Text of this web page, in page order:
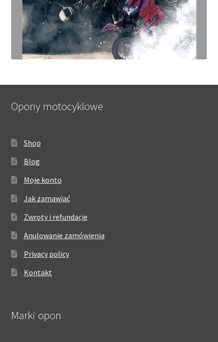
Opony motocyklowe
Shop
Blog
Moje konto
Jak zamawiać
Zwroty i refundacje
Anulowanie zamówienia
Privacy policy
Kontakt
Marki opon